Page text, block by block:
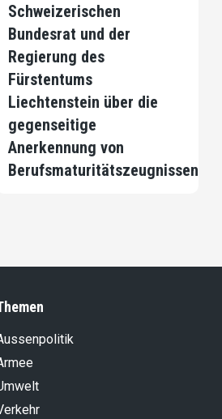
Schweizerischen
Bundesrat und der
Regierung des
Fürstentums
Liechtenstein über die
gegenseitige
Anerkennung von
Berufsmaturitätszeugnissen